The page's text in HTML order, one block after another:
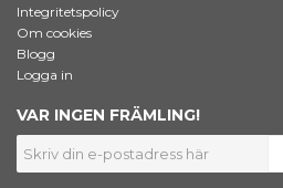
Integritetspolicy
Om cookies
Blogg
Logga in
VAR INGEN FRÄMLING!